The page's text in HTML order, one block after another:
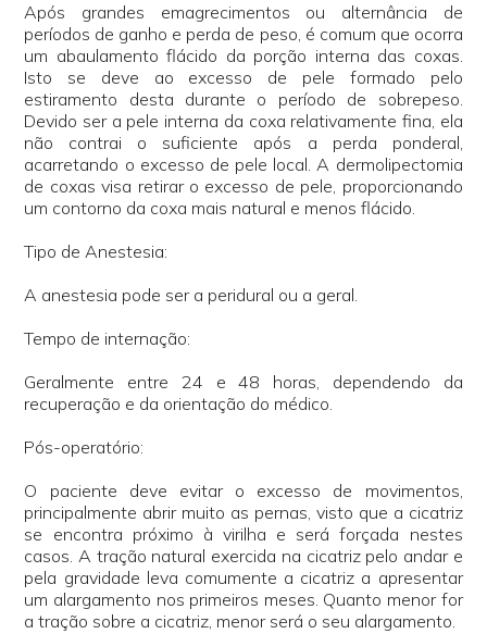
Após grandes emagrecimentos ou alternância de
períodos de ganho e perda de peso, é comum que ocorra
um abaulamento flácido da porção interna das coxas.
Isto se deve ao excesso de pele formado pelo
estiramento desta durante o período de sobrepeso.
Devido ser a pele interna da coxa relativamente fina, ela
não contrai o suficiente após a perda ponderal,
acarretando o excesso de pele local. A dermolipectomia
de coxas visa retirar o excesso de pele, proporcionando
um contorno da coxa mais natural e menos flácido.
Tipo de Anestesia:
A anestesia pode ser a peridural ou a geral.
Tempo de internação:
Geralmente entre 24 e 48 horas, dependendo da
recuperação e da orientação do médico.
Pós-operatório:
O paciente deve evitar o excesso de movimentos,
principalmente abrir muito as pernas, visto que a cicatriz
se encontra próximo à virilha e será forçada nestes
casos. A tração natural exercida na cicatriz pelo andar e
pela gravidade leva comumente a cicatriz a apresentar
um alargamento nos primeiros meses. Quanto menor for
a tração sobre a cicatriz, menor será o seu alargamento.